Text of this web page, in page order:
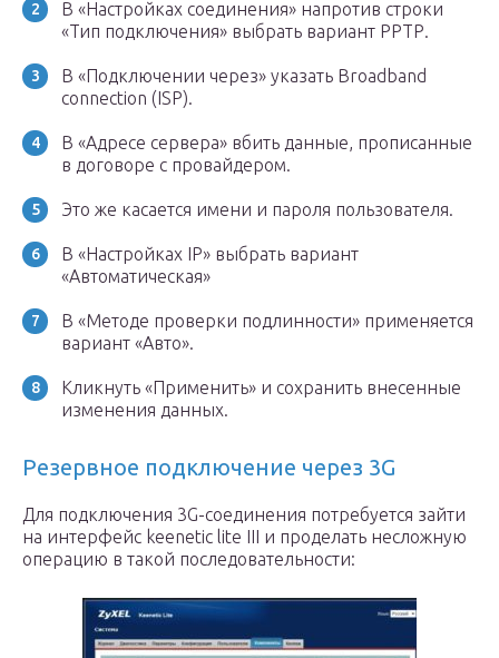
В «Настройках соединения» напротив строки
«Тип подключения» выбрать вариант РРТР.
В «Подключении через» указать Broadband
connection (ISP).
В «Адресе сервера» вбить данные, прописанные
в договоре с провайдером.
Это же касается имени и пароля пользователя.
В «Настройках IP» выбрать вариант
«Автоматическая»
В «Методе проверки подлинности» применяется
вариант «Авто».
Кликнуть «Применить» и сохранить внесенные
изменения данных.
Резервное подключение через 3G
Для подключения 3G-соединения потребуется зайти
на интерфейс keenetic lite III и проделать несложную
операцию в такой последовательности: